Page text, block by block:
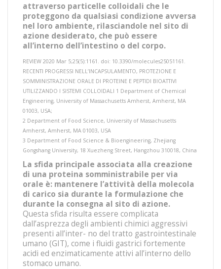
attraverso particelle colloidali che le
proteggono da qualsiasi condizione avversa
nel loro ambiente, rilasciandole nel sito di
azione desiderato, che può essere
all’interno dell’intestino o del corpo.
REVIEW 2020 Mar 5;25(5):1161. doi: 10.3390/molecules25051161.
RECENTI PROGRESSI NELL’INCAPSULAMENTO, PROTEZIONE E
SOMMINISTRAZIONE ORALE DI PROTEINE E PEPTIDI BIOATTIVI
UTILIZZANDO I SISTEMI COLLOIDALI 1 Department of Chemical
Engineering, University of Massachusetts Amherst, Amherst, MA
01003, USA;
2 Department of Food Science, University of Massachusetts
Amherst, Amherst, MA 01003, USA
3 Department of Food Science & Bioengineering, Zhejiang
Gongshang University, 18 Xuezheng Street, Hangzhou 310018, China
La sfida principale associata alla creazione
di una proteina somministrabile per via
orale è: mantenere l’attività della molecola
di carico sia durante la formulazione che
durante la consegna al sito di azione.
Questa sfida risulta essere complicata
dall’asprezza degli ambienti chimici aggressivi
presenti all’inter- no del tratto gastrointestinale
umano (GIT), come i fluidi gastrici fortemente
acidi ed enzimaticamente attivi all’interno dello
stomaco umano.